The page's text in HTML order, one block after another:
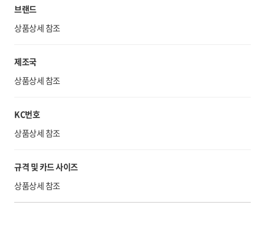
브랜드
상품상세 참조
제조국
상품상세 참조
KC번호
상품상세 참조
규격 및 카드 사이즈
상품상세 참조